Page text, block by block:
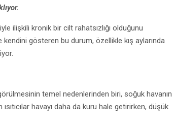
ilişkili kronik bir cilt rahatsızlığı olduğunu
kendini gösteren bu durum, özellikle kış aylarında
temel nedenlerinden biri, soğuk havanın
havayı daha da kuru hale getirirken, düşük